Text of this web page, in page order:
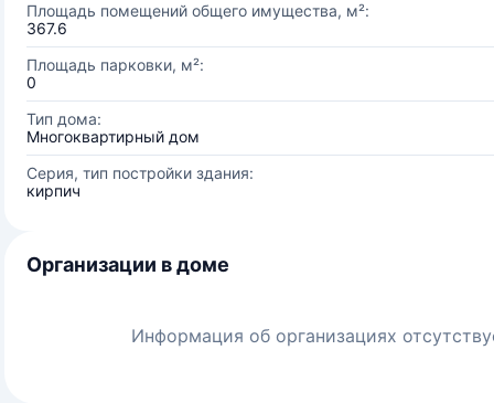
Площадь помещений общего имущества, м²:
367.6
Площадь парковки, м²:
0
Тип дома:
Многоквартирный дом
Серия, тип постройки здания:
кирпич
Организации в доме
Информация об организациях